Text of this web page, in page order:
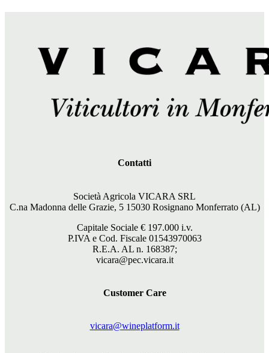
Contatti
Società Agricola VICARA SRL
C.na Madonna delle Grazie, 5 15030 Rosignano Monferrato (AL)
Capitale Sociale € 197.000i.v.
P.IVA e Cod. Fiscale 01543970063
R.E.A. AL n. 168387;
vicara@pec.vicara.it
Customer Care
vicara@wineplatform.it